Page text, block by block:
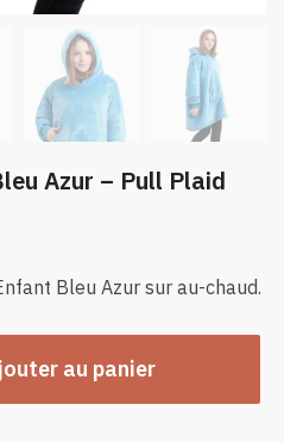
Azur – Pull Plaid
Bleu Azur sur au-chaud.
au panier